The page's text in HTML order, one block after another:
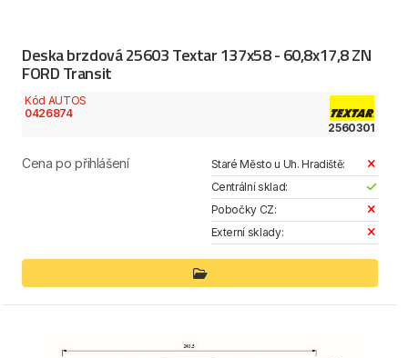
Deska brzdová 25603 Textar 137x58 - 60,8x17,8 ZN
FORD Transit
Kód AUTOS
0426874
2560301
Cena po přihlášení
Staré Město u Uh. Hradiště:
Centrální sklad:
Pobočky CZ:
Externí sklady: